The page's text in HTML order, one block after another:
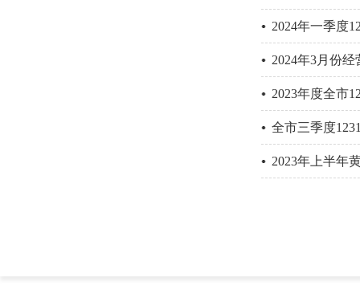
2024年一季度
2024年3月份
2023年度全市
全市三季度
2023年上半年